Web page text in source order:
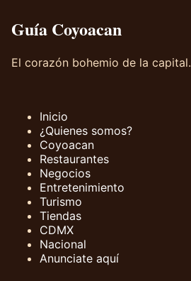
Guía Coyoacan
El corazón bohemio de la capital.
Inicio
¿Quienes somos?
Coyoacan
Restaurantes
Negocios
Entretenimiento
Turismo
Tiendas
CDMX
Nacional
Anunciate aquí